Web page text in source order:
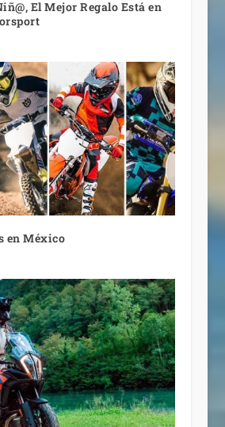
El Mejor Regalo Está en
en México